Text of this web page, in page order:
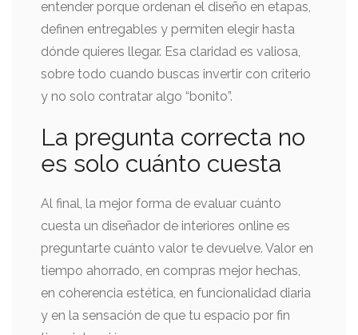
entender porque ordenan el diseño en etapas,
definen entregables y permiten elegir hasta
dónde quieres llegar. Esa claridad es valiosa,
sobre todo cuando buscas invertir con criterio
y no solo contratar algo “bonito”.
La pregunta correcta no
es solo cuánto cuesta
Al final, la mejor forma de evaluar cuánto
cuesta un diseñador de interiores online es
preguntarte cuánto valor te devuelve. Valor en
tiempo ahorrado, en compras mejor hechas,
en coherencia estética, en funcionalidad diaria
y en la sensación de que tu espacio por fin